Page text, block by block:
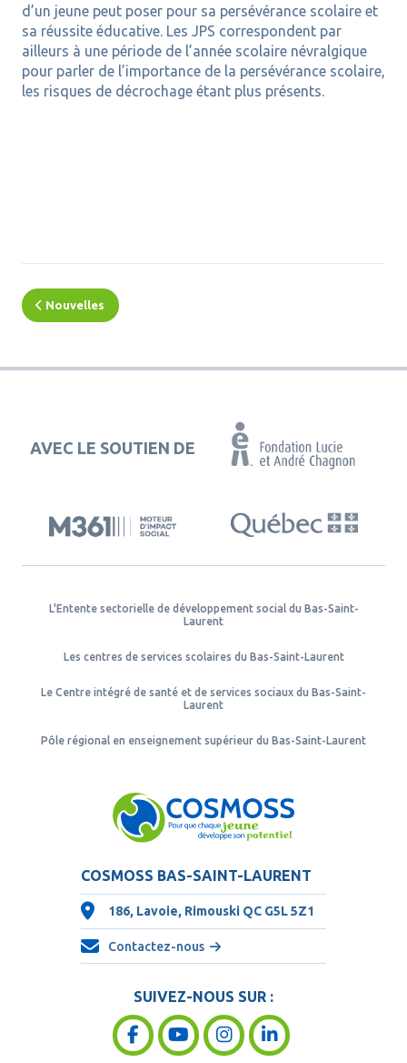
d’un jeune peut poser pour sa persévérance scolaire et
sa réussite éducative. Les JPS correspondent par
ailleurs à une période de l’année scolaire névralgique
pour parler de l’importance de la persévérance scolaire,
les risques de décrochage étant plus présents.
Nouvelles
AVEC LE SOUTIEN DE
L'Entente sectorielle de développement social du Bas-Saint-
Laurent
Les centres de services scolaires du Bas-Saint-Laurent
Le Centre intégré de santé et de services sociaux du Bas-Saint-
Laurent
Pôle régional en enseignement supérieur du Bas-Saint-Laurent
COSMOSS BAS-SAINT-LAURENT
186, Lavoie, Rimouski QC G5L 5Z1
Contactez-nous
SUIVEZ-NOUS SUR :